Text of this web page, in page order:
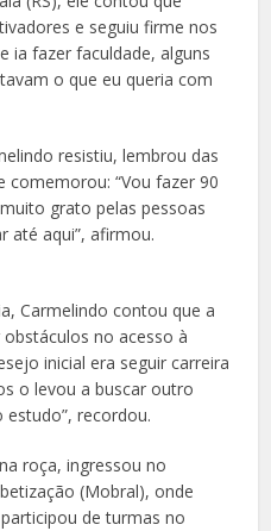
e seguiu firme nos
ia fazer faculdade, alguns
o que eu queria com
resistiu, lembrou das
comemorou: “Vou fazer 90
grato pelas pessoas
até aqui”, afirmou.
Carmelindo contou que a
no acesso à
inicial era seguir carreira
o levou a buscar outro
estudo”, recordou.
roça, ingressou no
(Mobral), onde
de turmas no